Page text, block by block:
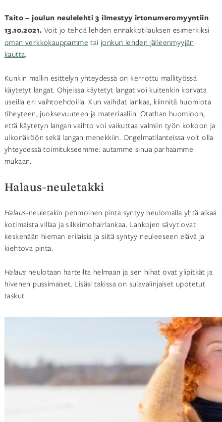
Taito – joulun neulelehti 3 ilmestyy irtonumeromyyntiin
13.10.2021. Voit jo tehdä lehden ennakkotilauksen esimerkiksi
oman verkkokauppamme tai jonkun lehden jälleenmyyjän
kautta.
Kunkin mallin esittelyn yhteydessä on kerrottu mallityössä
käytetyt langat. Ohjeissa käytetyt langat voi kuitenkin korvata
useilla eri vaihtoehdoilla. Kun vaihdat lankaa, kiinnitä huomiota
tiheyteen, juoksevuuteen ja materiaaliin. Otathan huomioon,
että käytetyn langan vaihto voi vaikuttaa valmiin työn kokoon ja
ulkonäköön sekä langan menekkiin. Ongelmatilanteissa voit olla
yhteydessä toimitukseemme: autamme sinua parhaamme
mukaan.
Halaus-neuletakki
Halaus-neuletakin pehmoinen pinta syntyy neulomalla yhtä aikaa
kotimaista villaa ja silkkimohairlankaa. Lankojen sävyt ovat
keskenään hieman erilaisia ja siitä syntyy neuleeseen elävä ja
kiehtova pinta.
Halaus neulotaan harteilta helmaan ja sen hihat ovat ylipitkät ja
hivenen pussimaiset. Lisäsi takissa on sulavalinjaiset upotetut
taskut.